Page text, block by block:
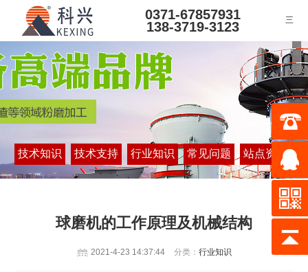
0371-67857931
138-3719-3123
三
技术知识 技术支持 行业知识 常见问题 站点资讯
球磨机的工作原理及机械结构
2021-4-23 14:37:44 分类： 行业知识